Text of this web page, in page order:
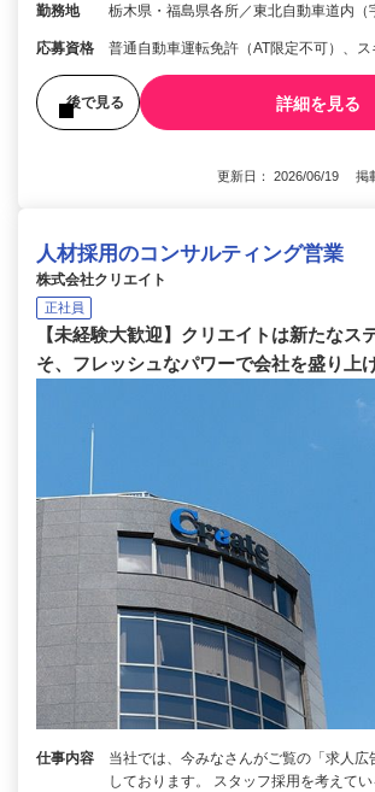
勤務地 栃木県・福島県各所／東北自動車道内（
応募資格 普通自動車運転免許（AT限定不可）、
後で見る 詳細を見る
更新日： 2026/06/19 掲
人材採用のコンサルティング営業
株式会社クリエイト
正社員
【未経験大歓迎】クリエイトは新たなス
そ、フレッシュなパワーで会社を盛り上
仕事内容
当社では、今みなさんがご覧の「求人広
しております。 スタッフ採用を考えてい